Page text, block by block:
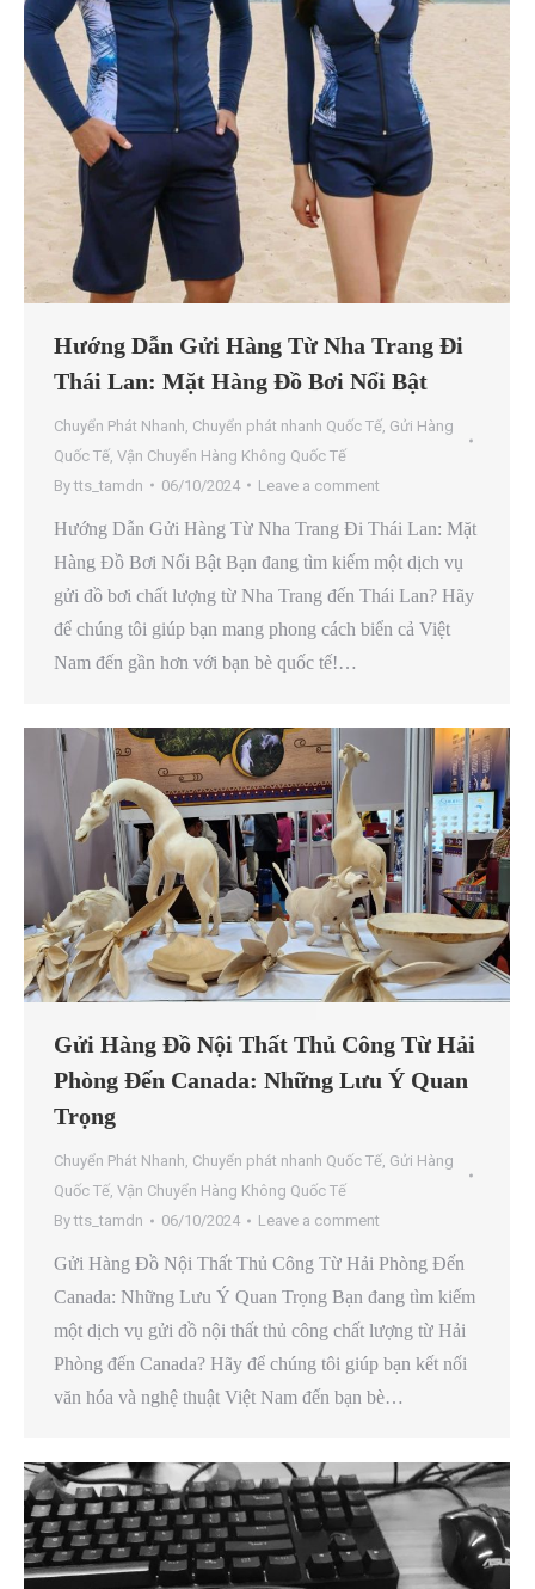
Hướng Dẫn Gửi Hàng Từ Nha Trang Đi
Thái Lan: Mặt Hàng Đồ Bơi Nổi Bật
Chuyển Phát Nhanh Chuyển phát nhanh Quốc Tế Gửi Hàng
Quốc Tế Vận Chuyển Hàng Không Quốc Tế
Bytts_tamdn 06/10/2024 Leave a comment
Hướng Dẫn Gửi Hàng Từ Nha Trang Đi Thái Lan: Mặt
Hàng Đồ Bơi Nổi Bật Bạn đang tìm kiếm một dịch vụ
gửi đồ bơi chất lượng từ Nha Trang đến Thái Lan? Hãy
để chúng tôi giúp bạn mang phong cách biển cả Việt
Nam đến gần hơn với bạn bè quốc tế!…
Gửi Hàng Đồ Nội Thất Thủ Công Từ Hải
Phòng Đến Canada: Những Lưu Ý Quan
Trọng
Chuyển Phát Nhanh, Chuyển phát nhanh Quốc Tế, Gửi Hàng
Quốc Tế, Vận Chuyển Hàng Không Quốc Tế
Bytts_tamdn 06/10/2024 Leave a comment
Gửi Hàng Đồ Nội Thất Thủ Công Từ Hải Phòng Đến
Canada: Những Lưu Ý Quan Trọng Bạn đang tìm kiếm
một dịch vụ gửi đồ nội thất thủ công chất lượng từ Hải
Phòng đến Canada? Hãy để chúng tôi giúp bạn kết nối
văn hóa và nghệ thuật Việt Nam đến bạn bè…